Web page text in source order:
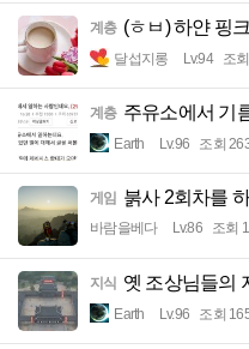
계층 (ㅎㅂ) 하얀 핑
달섭지롱 Lv.94 조
계층 주유소에서 기
Earth Lv.96 조회
게임 붉사 2회차를
바람을베다 Lv.86 조회
지식 옛 조상님들의
Earth Lv.96 조회